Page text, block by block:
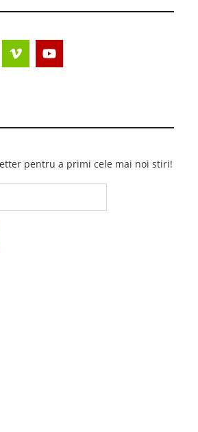
pentru a primi cele mai noi stiri!